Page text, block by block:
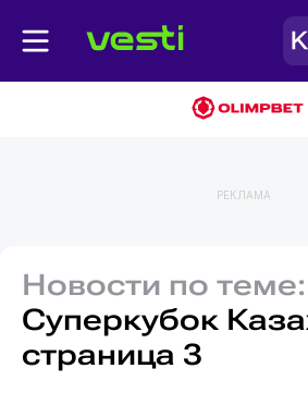
РЕКЛАМА
Новости по теме:
Суперкубок
страница 3